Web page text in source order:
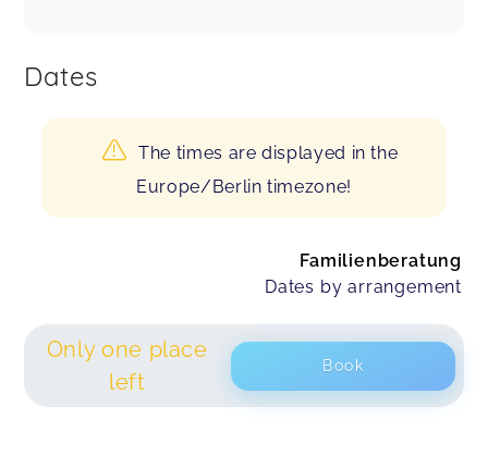
Dates
The times are displayed in the
Europe/Berlin timezone!
Familienberatung
Dates by arrangement
Only one place
left
Book